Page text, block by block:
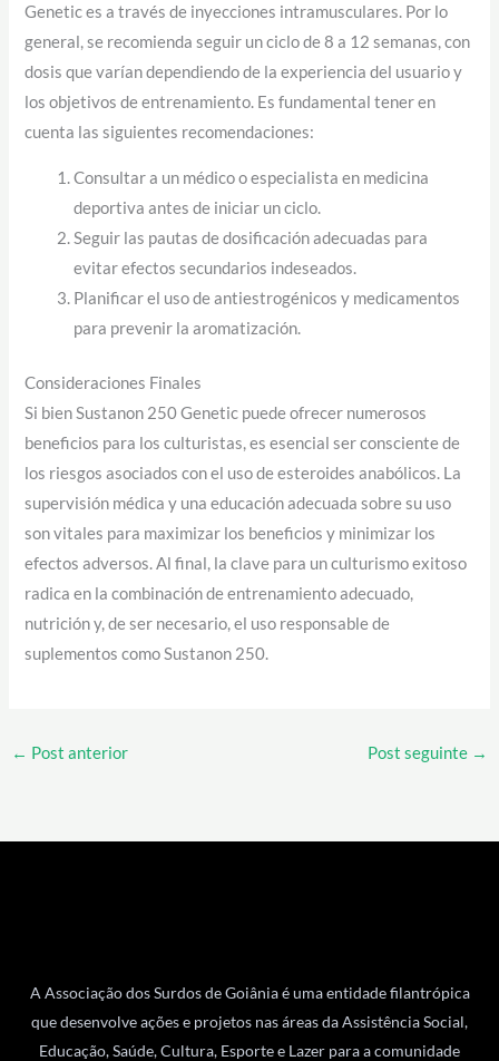
Genetic es a través de inyecciones intramusculares. Por lo
general, se recomienda seguir un ciclo de 8 a 12 semanas, con
dosis que varían dependiendo de la experiencia del usuario y
los objetivos de entrenamiento. Es fundamental tener en
cuenta las siguientes recomendaciones:
Consultar a un médico o especialista en medicina
deportiva antes de iniciar un ciclo.
Seguir las pautas de dosificación adecuadas para
evitar efectos secundarios indeseados.
Planificar el uso de antiestrogénicos y medicamentos
para prevenir la aromatización.
Consideraciones Finales
Si bien Sustanon 250 Genetic puede ofrecer numerosos
beneficios para los culturistas, es esencial ser consciente de
los riesgos asociados con el uso de esteroides anabólicos. La
supervisión médica y una educación adecuada sobre su uso
son vitales para maximizar los beneficios y minimizar los
efectos adversos. Al final, la clave para un culturismo exitoso
radica en la combinación de entrenamiento adecuado,
nutrición y, de ser necesario, el uso responsable de
suplementos como Sustanon 250.
← Post anterior Post seguinte →
A Associação dos Surdos de Goiânia é uma entidade filantrópica
que desenvolve ações e projetos nas áreas da Assistência Social,
Educação, Saúde, Cultura, Esporte e Lazer para a comunidade